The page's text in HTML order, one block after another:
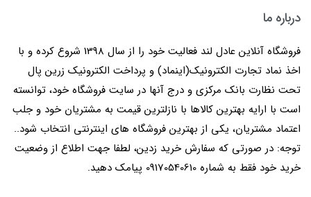
درباره ما
فروشگاه آنلاین عادل لند فعالیت خود را از سال 1398 شروع کرده و با
اخذ نماد تجارت الکترونیک(اینماد) و پرداخت الکترونیک زرین پال
تحت نظارت بانک مرکزی و درج آنها در سایت فروشگاه خود، توانسته
است با ارایه بهترین کالاها با نازلترین قیمت به مشتریان خود و جلب
اعتماد مشتریان، یکی از بهترین فروشگاه های اینترنتی انتخاب شود..
توجه: در صورتی که سفارش خرید زدین، لطفا جهت اطلاع از وضعیت
خرید خود فقط به شماره 09170540610 پیامک دهید.